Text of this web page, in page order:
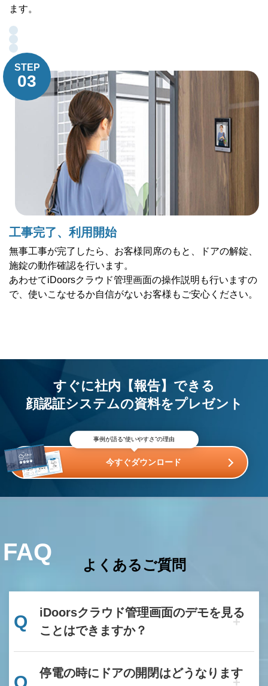
ます。
STEP
03
工事完了、利用開始
無事工事が完了したら、お客様同席のもと、ドアの解錠、
施錠の動作確認を行います。
あわせてiDoorsクラウド管理画面の操作説明も行いますの
で、使いこなせるか自信がないお客様もご安心ください。
すぐに社内【報告】できる
顔認証システムの資料をプレゼント
事例が語る“使いやすさ”の理由
今すぐダウンロード
FAQ よくあるご質問
Q
iDoorsクラウド管理画面のデモを見る
ことはできますか？
Q
停電の時にドアの開閉はどうなります